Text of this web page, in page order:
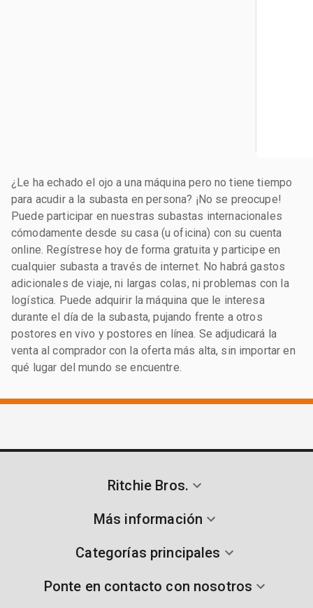
¿Le ha echado el ojo a una máquina pero no tiene tiempo
para acudir a la subasta en persona? ¡No se preocupe!
Puede participar en nuestras subastas internacionales
cómodamente desde su casa (u oficina) con su cuenta
online. Regístrese hoy de forma gratuita y participe en
cualquier subasta a través de internet. No habrá gastos
adicionales de viaje, ni largas colas, ni problemas con la
logística. Puede adquirir la máquina que le interesa
durante el día de la subasta, pujando frente a otros
postores en vivo y postores en línea. Se adjudicará la
venta al comprador con la oferta más alta, sin importar en
qué lugar del mundo se encuentre.
Ritchie Bros.
Más información
Categorías principales
Ponte en contacto con nosotros